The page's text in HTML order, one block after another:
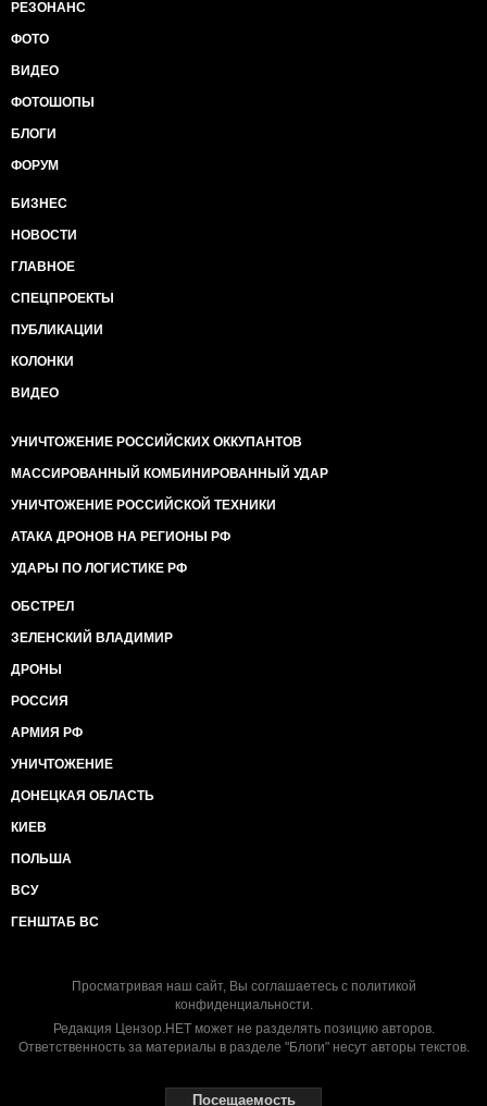
РЕЗОНАНС
ФОТО
ВИДЕО
ФОТОШОПЫ
БЛОГИ
ФОРУМ
БИЗНЕС
НОВОСТИ
ГЛАВНОЕ
СПЕЦПРОЕКТЫ
ПУБЛИКАЦИИ
КОЛОНКИ
ВИДЕО
УНИЧТОЖЕНИЕ РОССИЙСКИХ ОККУПАНТОВ
МАССИРОВАННЫЙ КОМБИНИРОВАННЫЙ УДАР
УНИЧТОЖЕНИЕ РОССИЙСКОЙ ТЕХНИКИ
АТАКА ДРОНОВ НА РЕГИОНЫ РФ
УДАРЫ ПО ЛОГИСТИКЕ РФ
ОБСТРЕЛ
ЗЕЛЕНСКИЙ ВЛАДИМИР
ДРОНЫ
РОССИЯ
АРМИЯ РФ
УНИЧТОЖЕНИЕ
ДОНЕЦКАЯ ОБЛАСТЬ
КИЕВ
ПОЛЬША
ВСУ
ГЕНШТАБ ВС
Просматривая наш сайт, Вы соглашаетесь с политикой
конфиденциальности.
Редакция Цензор.НЕТ может не разделять позицию авторов.
Ответственность за материалы в разделе "Блоги" несут авторы текстов.
Посещаемость